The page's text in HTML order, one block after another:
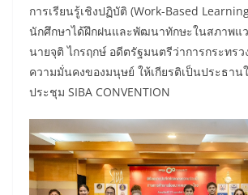
การเรียนรู้เชิงปฏิบัติ (Work-Based
นักศึกษาได้ฝึกฝนและพัฒนาทักษะในสภาพแ
นายจุติ ไกรฤกษ์ อดีตรัฐมนตรีว่าการกระทร
ความมั่นคงของมนุษย์ ให้เกียรติเป็นประธา
ประชุม SIBA CONVENTION